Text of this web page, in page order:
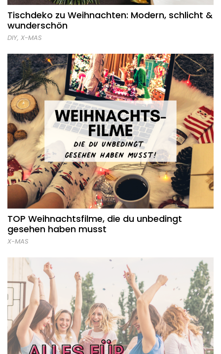
Tischdeko zu Weihnachten: Modern, schlicht &
wunderschön
DIY, X-MAS
TOP Weihnachtsfilme, die du unbedingt
gesehen haben musst
X-MAS